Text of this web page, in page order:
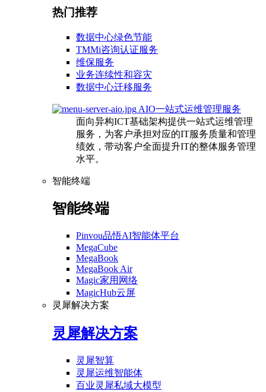
热门推荐
数据中心绿色节能
TMMi咨询认证服务
维保服务
业务连续性和容灾
数据中心迁移服务
AIO一站式运维管理服务
面向异构ICT基础架构提供一站式运维管理
服务，为客户承担对应的IT服务质量和管理
绩效，带动客户全面提升IT的整体服务管理
水平。
智能终端
智能终端
Pinvou品悟AI智能体平台
MegaCube
MegaBook
MegaBook Air
Magic家用网络
MagicHub云屏
灵犀解决方案
灵犀解决方案
灵犀智算
灵犀运维智能体
百业灵犀私域大模型